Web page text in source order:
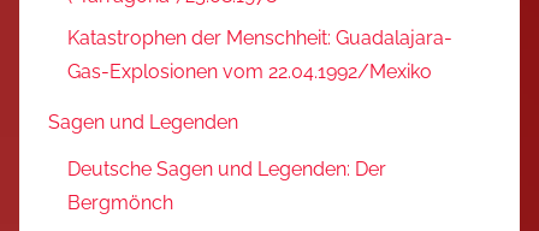
Katastrophen der Menschheit: Guadalajara-
Gas-Explosionen vom 22.04.1992/Mexiko
Sagen und Legenden
Deutsche Sagen und Legenden: Der
Bergmönch